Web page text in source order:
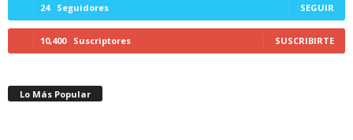
24 Seguidores SEGUIR
10,400 Suscriptores SUSCRIBIRTE
Lo Más Popular